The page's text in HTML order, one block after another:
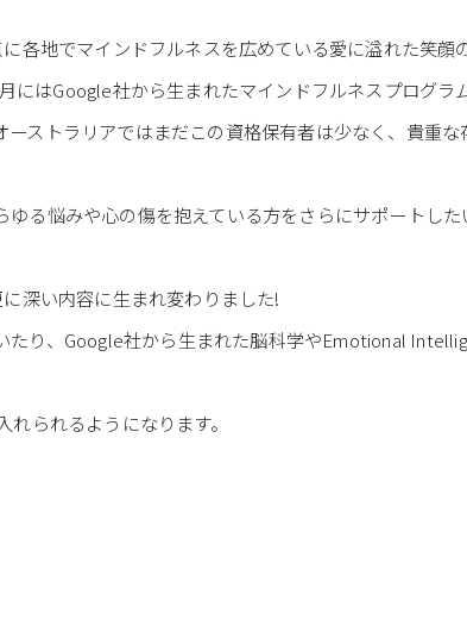
各地でマインドフルネスを広めている愛に溢れた笑顔
にはGoogle社から生まれたマインドフルネスプログ
ストラリアではまだこの資格保有者は少なく、貴重な
る悩みや心の傷を抱えている方をさらにサポートし
深い内容に生まれ変わりました!
り、Google社から生まれた脳科学やEmotional
られるようになります。